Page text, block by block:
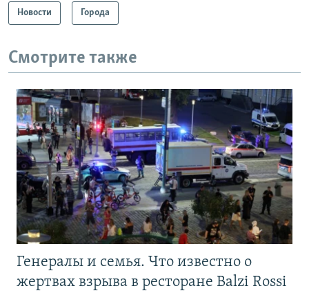
Новости Города
Смотрите также
Генералы и семья. Что известно о
жертвах взрыва в ресторане Balzi Rossi